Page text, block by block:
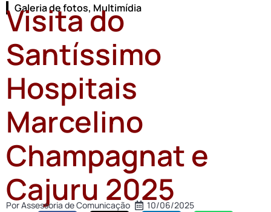
Galeria de fotos, Multimídia
Visita do
Santíssimo
Hospitais
Marcelino
Champagnat e
Cajuru 2025
PorAssessoria de Comunicação 10/06/2025